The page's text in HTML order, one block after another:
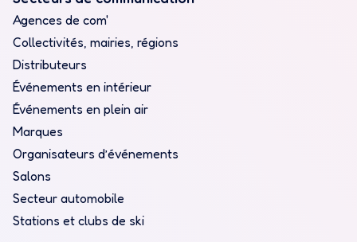
Agences de com'
Collectivités, mairies, régions
Distributeurs
Événements en intérieur
Événements en plein air
Marques
Organisateurs d’événements
Salons
Secteur automobile
Stations et clubs de ski